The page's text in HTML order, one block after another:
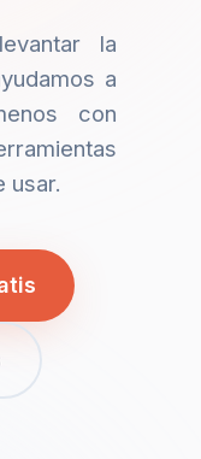
la
a
con
usar.